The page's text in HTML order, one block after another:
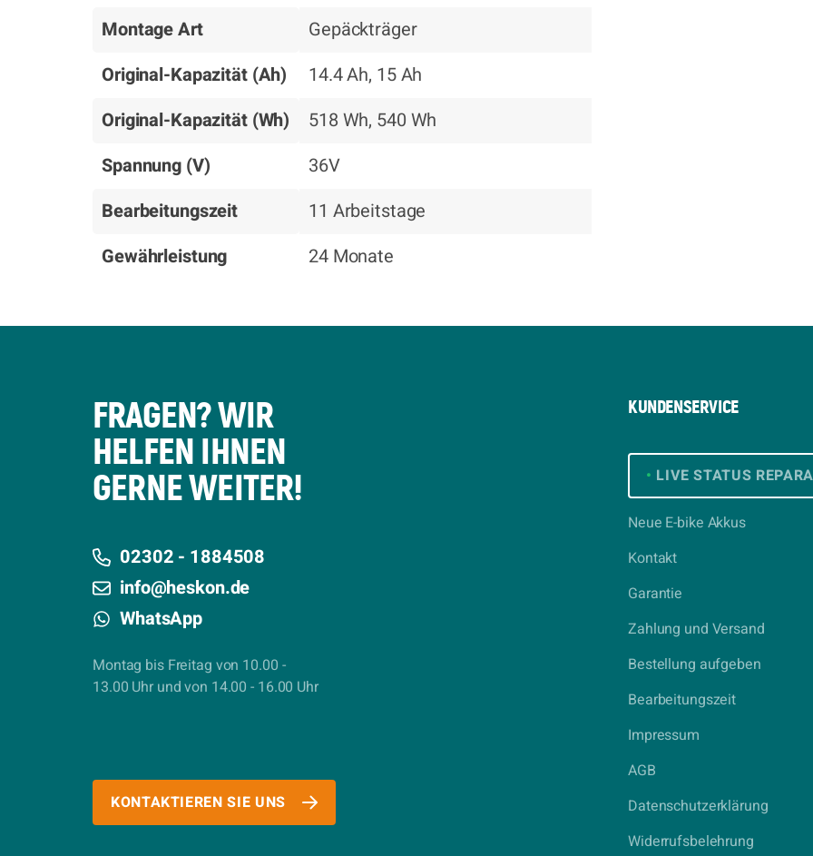
Montage Art
Gepäckträger
Original-Kapazität (Ah)
14.4 Ah, 15 Ah
Original-Kapazität (Wh)
518 Wh, 540 Wh
Spannung (V)
36V
Bearbeitungszeit
11 Arbeitstage
Gewährleistung
24 Monate
FRAGEN? WIR
HELFEN IHNEN
GERNE WEITER!
02302 - 1884508
info@heskon.de
WhatsApp
Montag bis Freitag von 10.00 -
13.00 Uhr und von 14.00 - 16.00 Uhr
KONTAKTIEREN SIE UNS
KUNDENSERVICE
• LIVE STATUS
Neue E-bike Akkus
Kontakt
Garantie
Zahlung und Versand
Bestellung aufgeben
Bearbeitungszeit
Impressum
AGB
Datenschutzerklärung
Widerrufsbelehrung